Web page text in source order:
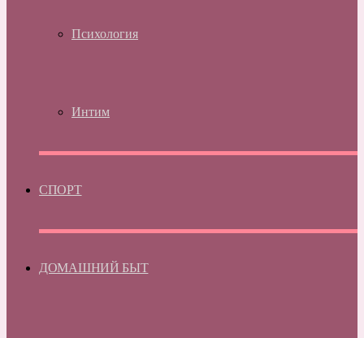
Психология
Интим
СПОРТ
ДОМАШНИЙ БЫТ